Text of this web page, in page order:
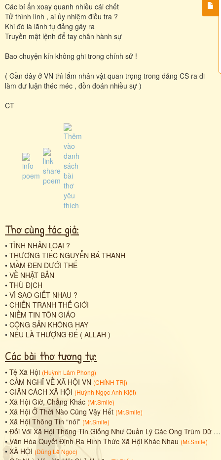
Các bí ẩn xoay quanh nhiều cái chết
Tử thình lình , ai ủy nhiệm điều tra ?
Khi đó là lãnh tụ đảng gây ra
Truyền mật lệnh để tay chân hành sự
Bao chuyện kín không ghi trong chính sử !
( Gần đây ở VN thì lắm nhân vật quan trọng trong đảng CS ra đi
làm dư luận théc méc , đồn đoán nhiều sự )
CT
Thơ cùng tác giả:
• TÌNH NHÂN LOẠI ?
• THƯƠNG TIẾC NGUYỄN BÁ THANH
• MẦM ĐEN DƯỚI THẾ
• VỀ NHẬT BẢN
• THÙ ĐỊCH
• VÌ SAO GIẾT NHAU ?
• CHIẾN TRANH THẾ GIỚI
• NIỀM TIN TÔN GIÁO
• CỘNG SẢN KHÔNG HAY
• NẾU LÀ THƯỢNG ĐẾ ( ALLAH )
Các bài thơ tương tự:
• Tệ Xã Hội (Huỳnh Lâm Phong)
• CẢM NGHĨ VỀ XÃ HỘI VN (CHÍNH TRỊ)
• GIÃN CÁCH XÃ HỘI (Huỳnh Ngọc Anh Kiệt)
• Xã Hội Giờ, Chẳng Khác (Mr.Smile)
• Xã Hội Ở Thời Nào Cũng Vậy Hết (Mr.Smile)
• Xã Hội Thông Tin “nói” (Mr.Smile)
• Đối Với Xã Hội Thông Tin Giống Như Quản Lý Các Ông Trùm Dữ Liệu
•Văn Hóa Quyết Định Ra Hình Thức Xã Hội Khác Nhau (Mr.Smile)
• XÃ HỘI (Dũng Lê Ngọc)